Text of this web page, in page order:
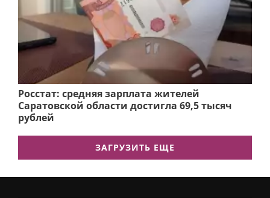
Росстат: средняя зарплата жителей
Саратовской области достигла 69,5 тысяч
рублей
ЗАГРУЗИТЬ ЕЩЕ